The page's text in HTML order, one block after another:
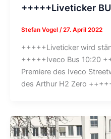
+++++Liveticker
Stefan Vogel /27. April 2022
+++++Liveticker wird
+++++Iveco Bus 10:20
Premiere des Iveco
des Arthur H2 Zero